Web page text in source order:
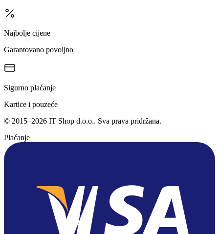
Najbolje cijene
Garantovano povoljno
Sigurno plaćanje
Kartice i pouzeće
© 2015–2026 IT Shop d.o.o.. Sva prava pridržana.
Plaćanje